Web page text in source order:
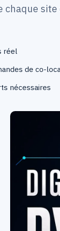
chaque
réel
de co-
nécessaires